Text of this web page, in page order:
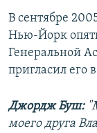
В сентябре
Нью-Йорк
Генеральной
пригласил его
Джордж Буш:
моего друга